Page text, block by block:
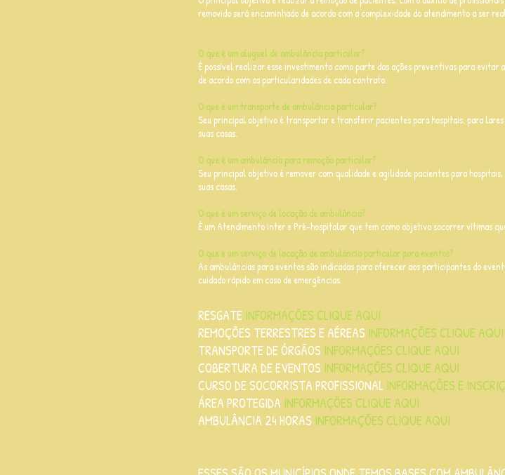
removido será encaminhado de acordo com a complexidade do atendimento a ser
O que é um aluguel de ambulância particular?
É possível realizar esse investimento como parte das ações preventivas para evitar
de acordo com as particularidades de cada contrato.
O que é um transporte de ambulância particular?
Seu principal objetivo é transportar e transferir pacientes para hospitais; para lares
suas casas.
O que é um ambulância para remoção particular?
Seu principal objetivo é remover com qualidade e agilidade pacientes para
suas casas.
O que é um serviço de locação de ambulância?
É um Atendimento Inter e Pré-hospitalar que tem como objetivo socorrer vítimas
O que é um serviço de locação de ambulância particular para eventos?
As ambulâncias para eventos são indicadas para oferecer aos participantes do
cuidado rápido em caso de emergências.
RESGATE INFORMAÇÕES CLIQUE AQUI
REMOÇÕES TERRESTRES E AÉREAS INFORMAÇÕES CLIQUE AQUI
TRANSPORTE DE ÓRGÃOS INFORMAÇÕES CLIQUE AQUI
COBERTURA DE EVENTOS INFORMAÇÕES CLIQUE AQUI
CURSO DE SOCORRISTA PROFISSIONAL INFORMAÇÕES E
ÁREA PROTEGIDA INFORMAÇÕES CLIQUE AQUI
AMBULÂNCIA 24 HORAS INFORMAÇÕES CLIQUE AQUI